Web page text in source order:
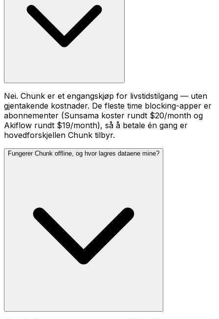
Nei. Chunk er et engangskjøp for livstidstilgang — uten
gjentakende kostnader. De fleste time blocking-apper er
abonnementer (Sunsama koster rundt $20/month og
Akiflow rundt $19/month), så å betale én gang er
hovedforskjellen Chunk tilbyr.
Fungerer Chunk offline, og hvor lagres dataene mine?